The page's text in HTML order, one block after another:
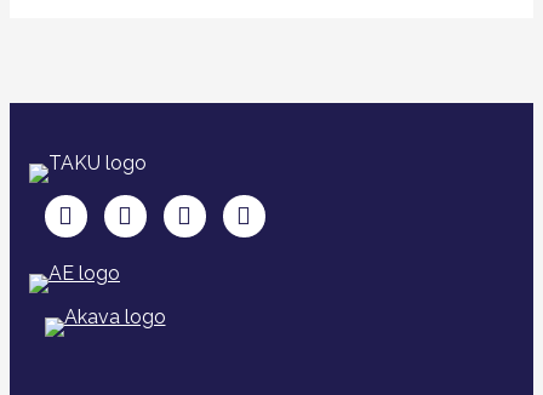
TAKU Facebookissa
TAKU Twitterissä
TAKU Instagramissa
TAKU LinkedInissä